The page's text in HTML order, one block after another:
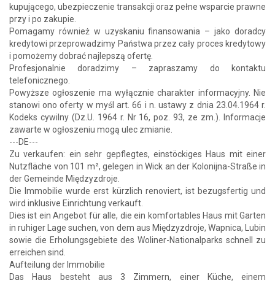
kupującego, ubezpieczenie transakcji oraz pełne wsparcie prawne
przy i po zakupie.
Pomagamy również w uzyskaniu finansowania – jako doradcy
kredytowi przeprowadzimy Państwa przez cały proces kredytowy
i pomożemy dobrać najlepszą ofertę.
Profesjonalnie doradzimy – zapraszamy do kontaktu
telefonicznego.
Powyższe ogłoszenie ma wyłącznie charakter informacyjny. Nie
stanowi ono oferty w myśl art. 66 i n. ustawy z dnia 23.04.1964 r.
Kodeks cywilny (Dz.U. 1964 r. Nr 16, poz. 93, ze zm.). Informacje
zawarte w ogłoszeniu mogą ulec zmianie.
---DE---
Zu verkaufen: ein sehr gepflegtes, einstöckiges Haus mit einer
Nutzfläche von 101 m², gelegen in Wick an der Kolonijna-Straße in
der Gemeinde Międzyzdroje.
Die Immobilie wurde erst kürzlich renoviert, ist bezugsfertig und
wird inklusive Einrichtung verkauft.
Dies ist ein Angebot für alle, die ein komfortables Haus mit Garten
in ruhiger Lage suchen, von dem aus Międzyzdroje, Wapnica, Lubin
sowie die Erholungsgebiete des Woliner-Nationalparks schnell zu
erreichen sind.
Aufteilung der Immobilie
Das Haus besteht aus 3 Zimmern, einer Küche, einem